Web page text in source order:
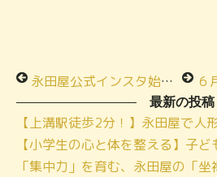
永田屋公式インスタ始めました！ ６月
最新の投稿
【上溝駅徒歩2分！】永田屋で人
【小学生の心と体を整える】子
「集中力」を育む、永田屋の「坐